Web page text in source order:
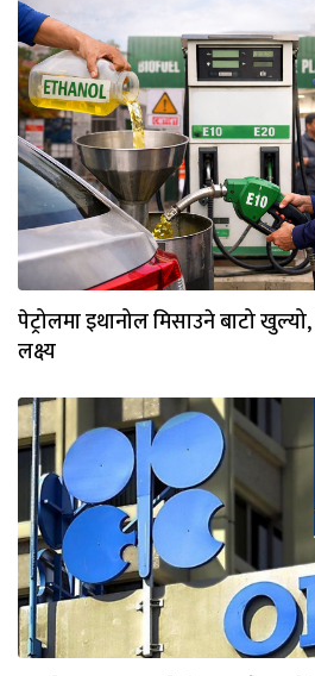
पेट्रोलमा इथानोल मिसाउने बाटो
लक्ष्य